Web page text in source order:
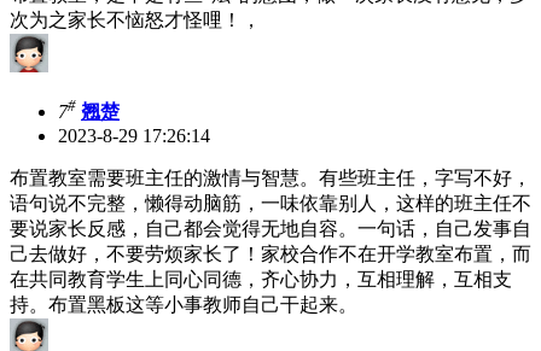
次为之家长不恼怒才怪哩！，
7# 翘楚
2023-8-29 17:26:14
布置教室需要班主任的激情与智慧。有些班主任，字写不好，
语句说不完整，懒得动脑筋，一味依靠别人，这样的班主任不
要说家长反感，自己都会觉得无地自容。一句话，自己发事自
己去做好，不要劳烦家长了！家校合作不在开学教室布置，而
在共同教育学生上同心同德，齐心协力，互相理解，互相支
持。布置黑板这等小事教师自己干起来。